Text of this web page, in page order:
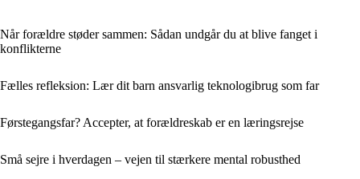
Når forældre støder sammen: Sådan undgår du at blive fanget i
konflikterne
Fælles refleksion: Lær dit barn ansvarlig teknologibrug som far
Førstegangsfar? Accepter, at forældreskab er en læringsrejse
Små sejre i hverdagen – vejen til stærkere mental robusthed